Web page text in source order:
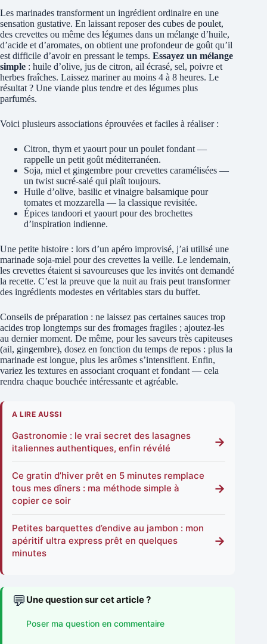
Les marinades transforment un ingrédient ordinaire en une
sensation gustative. En laissant reposer des cubes de poulet,
des crevettes ou même des légumes dans un mélange d’huile,
d’acide et d’aromates, on obtient une profondeur de goût qu’il
est difficile d’avoir en pressant le temps. Essayez un mélange
simple : huile d’olive, jus de citron, ail écrasé, sel, poivre et
herbes fraîches. Laissez mariner au moins 4 à 8 heures. Le
résultat ? Une viande plus tendre et des légumes plus
parfumés.
Voici plusieurs associations éprouvées et faciles à réaliser :
Citron, thym et yaourt pour un poulet fondant —
rappelle un petit goût méditerranéen.
Soja, miel et gingembre pour crevettes caramélisées —
un twist sucré-salé qui plaît toujours.
Huile d’olive, basilic et vinaigre balsamique pour
tomates et mozzarella — la classique revisitée.
Épices tandoori et yaourt pour des brochettes
d’inspiration indienne.
Une petite histoire : lors d’un apéro improvisé, j’ai utilisé une
marinade soja-miel pour des crevettes la veille. Le lendemain,
les crevettes étaient si savoureuses que les invités ont demandé
la recette. C’est la preuve que la nuit au frais peut transformer
des ingrédients modestes en véritables stars du buffet.
Conseils de préparation : ne laissez pas certaines sauces trop
acides trop longtemps sur des fromages fragiles ; ajoutez-les
au dernier moment. De même, pour les saveurs très capiteuses
(ail, gingembre), dosez en fonction du temps de repos : plus la
marinade est longue, plus les arômes s’intensifient. Enfin,
variez les textures en associant croquant et fondant — cela
rendra chaque bouchée intéressante et agréable.
A LIRE AUSSI
Gastronomie : le vrai secret des lasagnes
italiennes authentiques, enfin révélé
→
Ce gratin d’hiver prêt en 5 minutes remplace
tous mes dîners : ma méthode simple à
copier ce soir
→
Petites barquettes d’endive au jambon : mon
apéritif ultra express prêt en quelques
minutes
→
💬 Une question sur cet article ?
Poser ma question en commentaire